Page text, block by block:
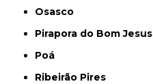
Osasco
Pirapora do Bom Jesus
Poá
Ribeirão Pires